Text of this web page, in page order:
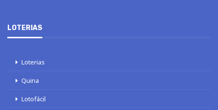
LOTERIAS
Loterias
Quina
Lotofácil